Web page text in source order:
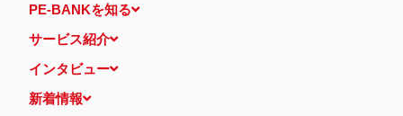
PE-BANKを知る
サービス紹介
インタビュー
新着情報